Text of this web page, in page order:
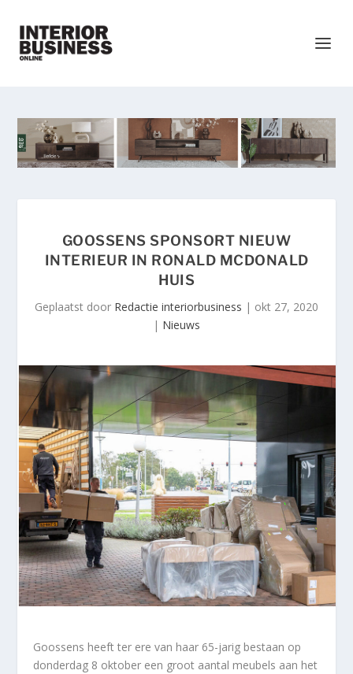
GOOSSENS SPONSORT NIEUW
INTERIEUR IN RONALD MCDONALD
HUIS
Geplaatst door Redactie interiorbusiness | okt 27, 2020
| Nieuws
Goossens heeft ter ere van haar 65-jarig bestaan op
donderdag 8 oktober een groot aantal meubels aan het